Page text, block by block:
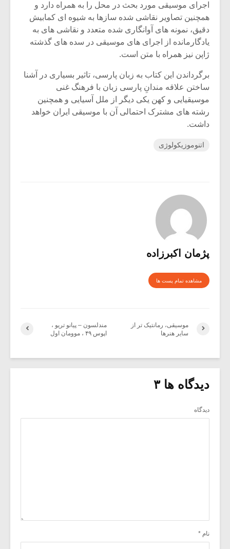
اجرای موسیقی مورد بحث در محل را به همراه دارد و
همچنین تصاویر نقاشی شده سازها به شیوه ای کمابیش
دقیق، نمونه های آوانگاری شده متعدد و نقاشی های به
یادگارمانده از اجرای های موسیقی در سده های گذشته
ژاپن نیز همراه با متن است.
برگرداندن این کتاب به زبان پارسی، تاثیر بسیاری در آشنا
ساختن علاقه مندانِ پارسی زبان با فرهنگ غنی
موسیقیایی و کهن یکی دیگر از ملل آسیایی و همچنین
رشته های مشترک احتمالی آن با موسیقی ایران خواهد
داشت.
اتنوموزیکولوژی
پژمان اکبرزاده
مشاهده تمام پست ها
مندلسون – پیانو تریو ،
اپوس ۴۹ ، موومان اول
موسیقی، رمانتیک تر از
سایر هنرها
دیدگاه ها ۳
دیدگاه
نام *